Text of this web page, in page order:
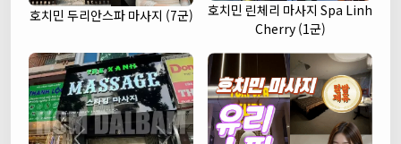
호치민 두리안스파 마사지 (7군)
호치민 린체리 마사지 Spa Linh
Cherry (1군)